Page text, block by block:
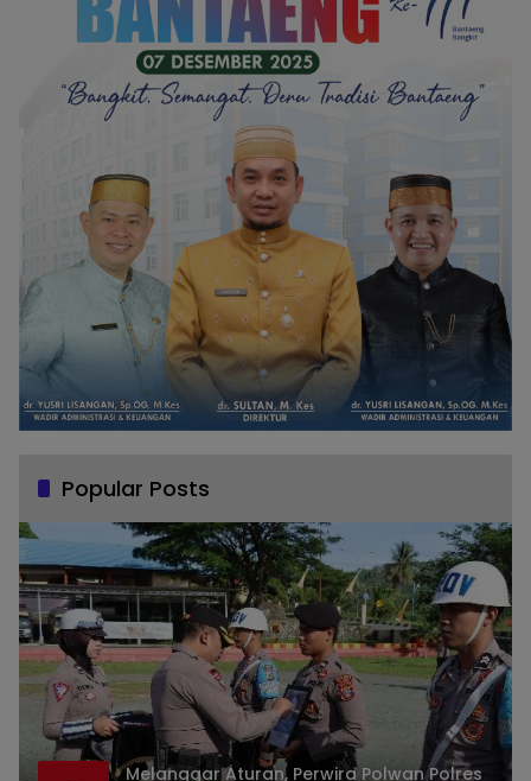
Popular Posts
Melanggar Aturan, Perwira Polwan Polres